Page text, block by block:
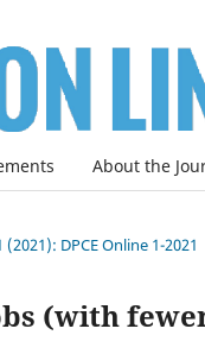
About the
(2021): DPCE Online 1-2021
(with